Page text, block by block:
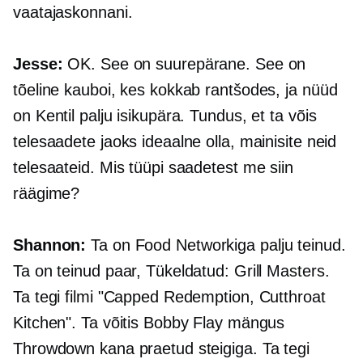
vaatajaskonnani.
Jesse: OK. See on suurepärane. See on
tõeline kauboi, kes kokkab rantšodes, ja nüüd
on Kentil palju isikupära. Tundus, et ta võis
telesaadete jaoks ideaalne olla, mainisite neid
telesaateid. Mis tüüpi saadetest me siin
räägime?
Shannon: Ta on Food Networkiga palju teinud.
Ta on teinud paar, Tükeldatud: Grill Masters.
Ta tegi filmi "Capped Redemption, Cutthroat
Kitchen". Ta võitis Bobby Flay mängus
Throwdown kana praetud steigiga. Ta tegi